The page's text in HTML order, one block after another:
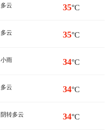
多云 35°C
多云 35°C
小雨 34°C
多云 34°C
阴转多云 34°C